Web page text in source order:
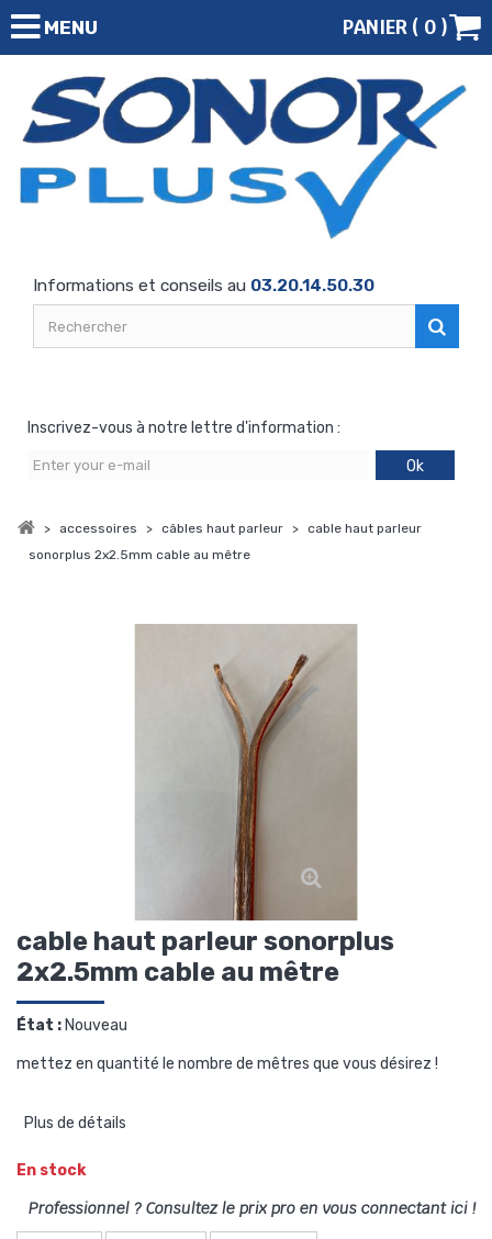
MENU PANIER ( 0 )
Informations et conseils au 03.20.14.50.30
Inscrivez-vous à notre lettre d'information :
Ok
> accessoires > câbles haut parleur > cable haut parleur
sonorplus 2x2.5mm cable au mêtre
cable haut parleur sonorplus
2x2.5mm cable au mêtre
État :Nouveau
mettez en quantité le nombre de mêtres que vous désirez !
Plus de détails
En stock
Professionnel ? Consultez le prix pro en vous connectant ici !